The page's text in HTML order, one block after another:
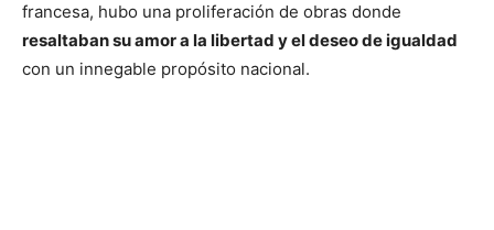
francesa, hubo una proliferación de obras donde
resaltaban su amor a la libertad y el deseo de igualdad
con un innegable propósito nacional.